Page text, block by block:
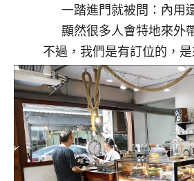
一踏進門就被問：內用
顯然很多人會特地來外
不過，我們是有訂位的，是